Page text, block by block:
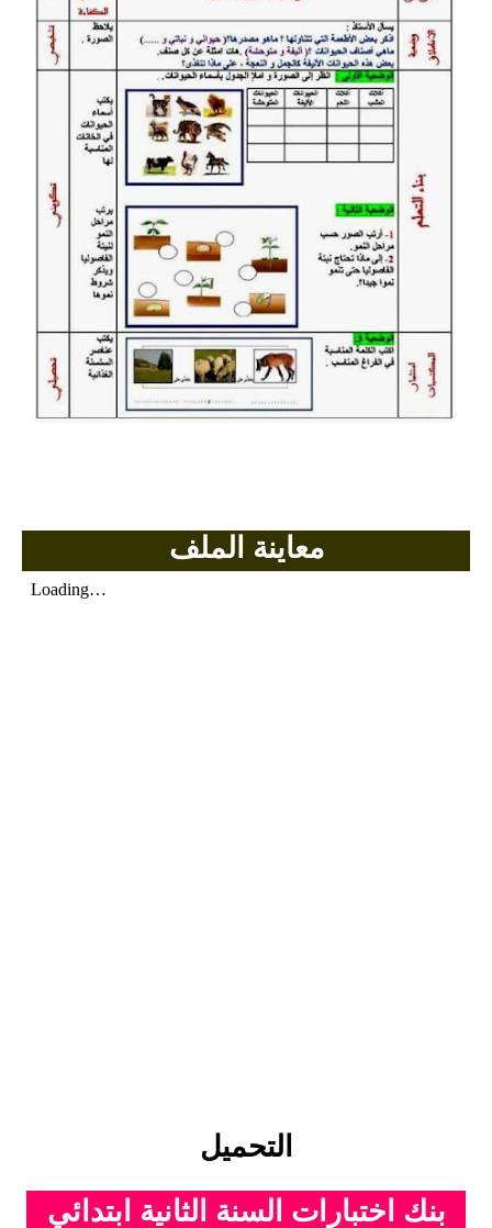
بحوث اللغة الانجليزية
بحوث في مجالات اخرى
معاينة الملف
التحميل
بنك اختبارات السنة الثانية ابتدائي